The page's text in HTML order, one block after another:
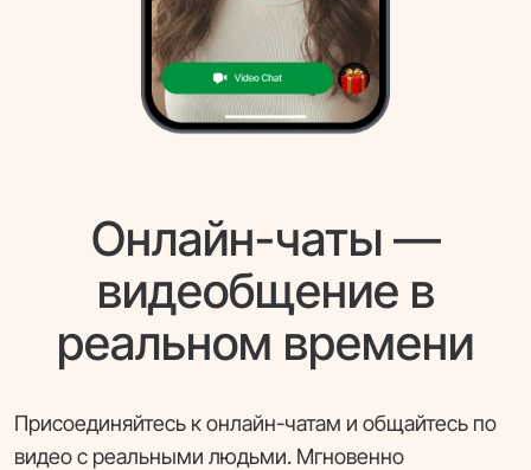
Онлайн-чаты —
видеобщение в
реальном времени
Присоединяйтесь к онлайн-чатам и общайтесь по
видео с реальными людьми. Мгновенно